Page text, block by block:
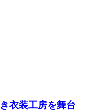
衣装工房を舞台